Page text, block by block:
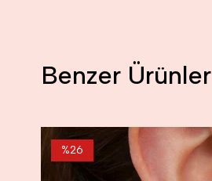
Benzer Ürünler
%26